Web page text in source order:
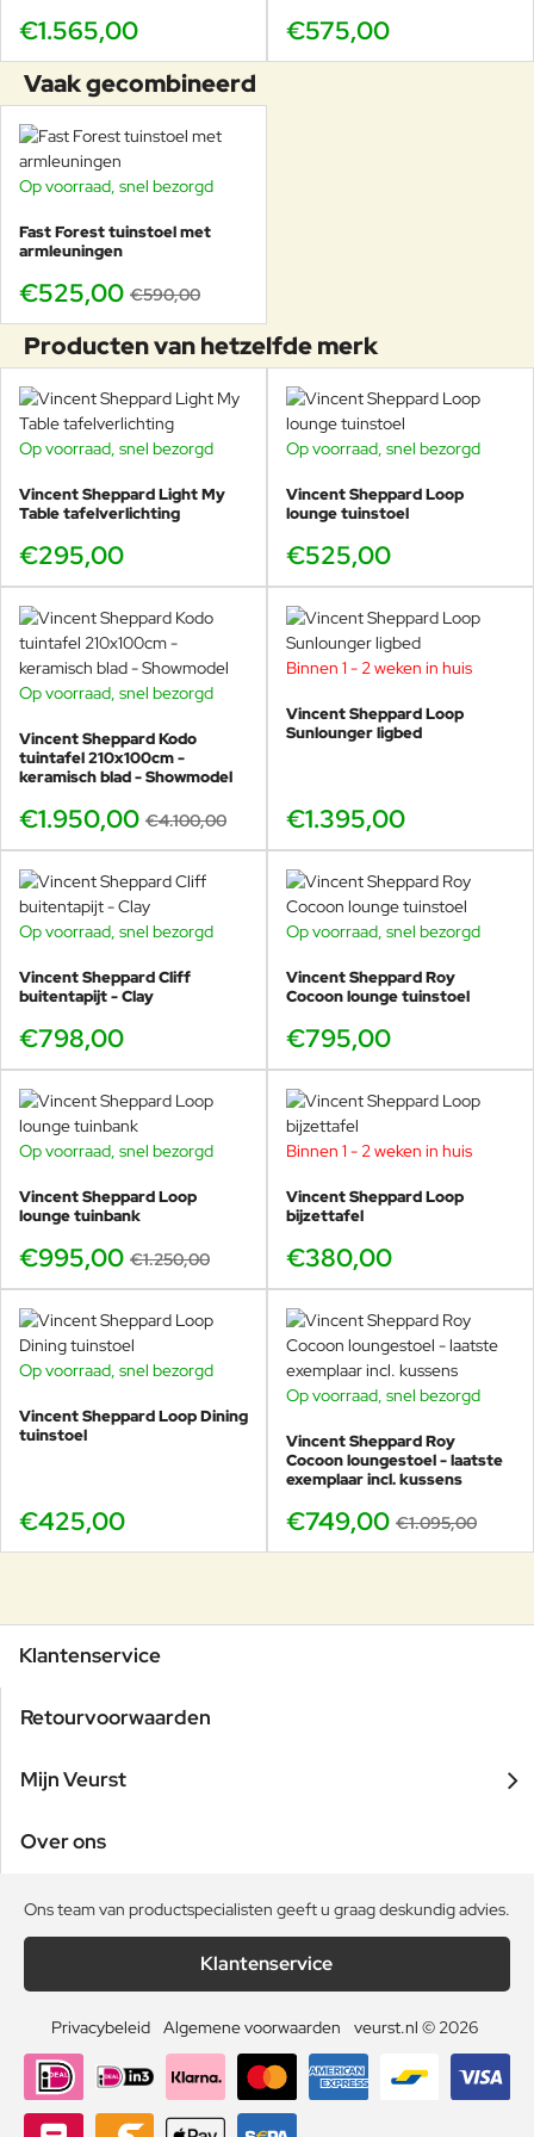
het meubilair best niet onder
bomen. De vlekken kan je
verwijderen door licht te schuren
met fijn schuurpapier. Wijn of iets
materie aan het papier in plaats van
aan jouw tafel.
€1.565,00 €575,00
Vaak gecombineerd
-11%
Op voorraad, snel bezorgd
Fast Forest tuinstoel met
armleuningen
€525,00 €590,00
Producten van hetzelfde merk
Op voorraad, snel bezorgd
Vincent Sheppard Light My
Table tafelverlichting
€295,00
Op voorraad, snel bezorgd
Vincent Sheppard Loop
lounge tuinstoel
€525,00
SHOWMODEL
Op voorraad, snel bezorgd
Vincent Sheppard Kodo
tuintafel 210x100cm -
keramisch blad - Showmodel
€1.950,00 €4.100,00
Binnen 1 - 2 weken in huis
Vincent Sheppard Loop
Sunlounger ligbed
€1.395,00
Op voorraad, snel bezorgd
Vincent Sheppard Cliff
buitentapijt - Clay
€798,00
Op voorraad, snel bezorgd
Vincent Sheppard Roy
Cocoon lounge tuinstoel
€795,00
-20%
Op voorraad, snel bezorgd
Vincent Sheppard Loop
lounge tuinbank
€995,00 €1.250,00
Binnen 1 - 2 weken in huis
Vincent Sheppard Loop
bijzettafel
€380,00
Op voorraad, snel bezorgd
Vincent Sheppard Loop Dining
tuinstoel
€425,00
-32%
Op voorraad, snel bezorgd
Vincent Sheppard Roy
Cocoon loungestoel - laatste
exemplaar incl. kussens
€749,00 €1.095,00
Klantenservice
Retourvoorwaarden
Mijn Veurst
Over ons
Ons team van productspecialisten geeft u graag deskundig advies.
Klantenservice
Privacybeleid Algemene voorwaarden veurst.nl © 2026